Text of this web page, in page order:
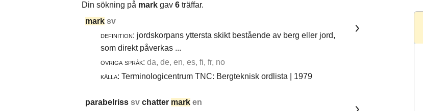
Din sökning på mark gav 6 träffar.
mark sv
definition: jordskorpans yttersta skikt bestående av berg eller jord,
som direkt påverkas ...
övriga språk: da, de, en, es, fi, fr, no
källa: Terminologicentrum TNC: Bergteknisk ordlista | 1979
parabelriss sv chatter mark en